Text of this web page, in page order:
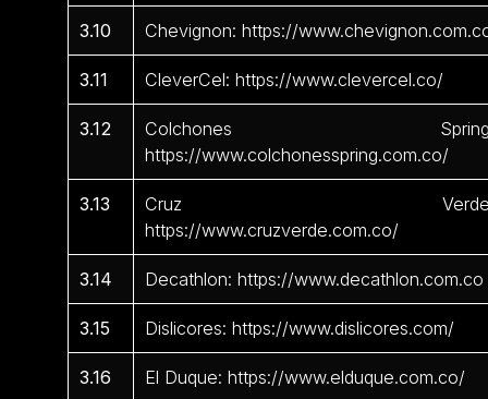
3.10 Chevignon: https://
3.11 CleverCel: https://www.clevercel.co/
3.12
Colchones
https://www.colchonesspring.com.co/
3.13
Cruz
https://www.cruzverde.com.co/
3.14 Decathlon: https://www.decathlon.com.co
3.15 Dislicores: https://www.dislicores.com/
3.16 El Duque: https://www.elduque.com.co/